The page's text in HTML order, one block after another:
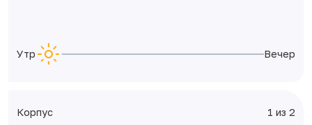
Утро Вечер
Корпус
1 из 2